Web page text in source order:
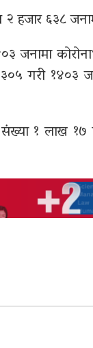
६३८
जनामा
गरी १४०३
१ लाख